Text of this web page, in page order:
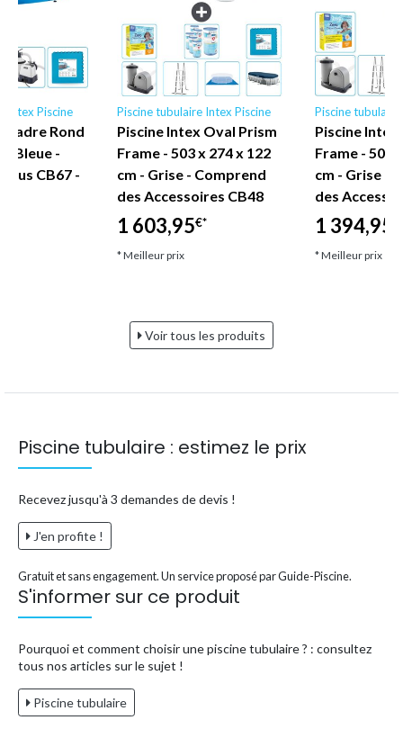
Intex Piscine
Cadre Rond
- Bleue -
CB67 -
Piscine tubulaire Intex Piscine
Piscine Intex Oval Prism
Frame - 503 x 274 x 122
cm - Grise - Comprend
des Accessoires CB48
1 603,95€*
* Meilleur prix
Piscine
Piscine
Frame - 503
cm - Grise -
des
1 394,95
* Meilleur prix
Voir tous les produits
Piscine tubulaire : estimez le prix
Recevez jusqu'à 3 demandes de devis !
J'en profite !
Gratuit et sans engagement. Un service proposé par Guide-Piscine.
S'informer sur ce produit
Pourquoi et comment choisir une piscine tubulaire ? : consultez
tous nos articles sur le sujet !
Piscine tubulaire